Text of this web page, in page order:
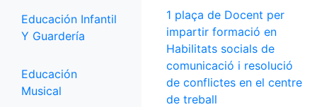
Educación Infantil
Y Guardería
Educación
Musical
1 plaça de Docent per
impartir formació en
Habilitats socials de
comunicació i resolució
de conflictes en el centre
de treball